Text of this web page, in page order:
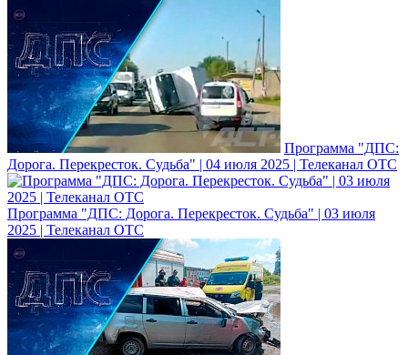
Программа "ДПС:
Дорога. Перекресток. Судьба" | 04 июля 2025 | Телеканал ОТС
Программа "ДПС: Дорога. Перекресток. Судьба" | 03 июля
2025 | Телеканал ОТС